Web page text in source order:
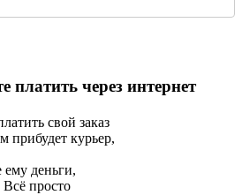
платить через интернет
свой заказ
прибудет курьер,
деньги,
Всё просто